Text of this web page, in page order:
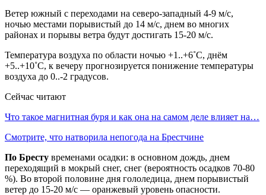
Ветер южный с переходами на северо-западный 4-9 м/с,
ночью местами порывистый до 14 м/с, днем во многих
районах и порывы ветра будут достигать 15-20 м/с.
Температура воздуха по области ночью +1..+6˚С, днём
+5..+10˚С, к вечеру прогнозируется понижение температуры
воздуха до 0..-2 градусов.
Сейчас читают
Что такое магнитная буря и как она на самом деле влияет на…
Смотрите, что натворила непогода на Брестчине
По Бресту временами осадки: в основном дождь, днем
переходящий в мокрый снег, снег (вероятность осадков 70-80
%). Во второй половине дня гололедица, днем порывистый
ветер до 15-20 м/с — оранжевый уровень опасности.